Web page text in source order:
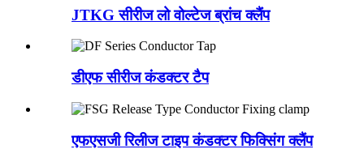
JTKG सीरीज लो वोल्टेज ब्रांच क्लैंप
डीएफ सीरीज कंडक्टर टैप
एफएसजी रिलीज टाइप कंडक्टर फिक्सिंग क्लैंप